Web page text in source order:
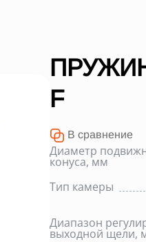
F
В сравнение
Диаметр
конуса, мм
Тип камеры
Диапазон
выходной щели,